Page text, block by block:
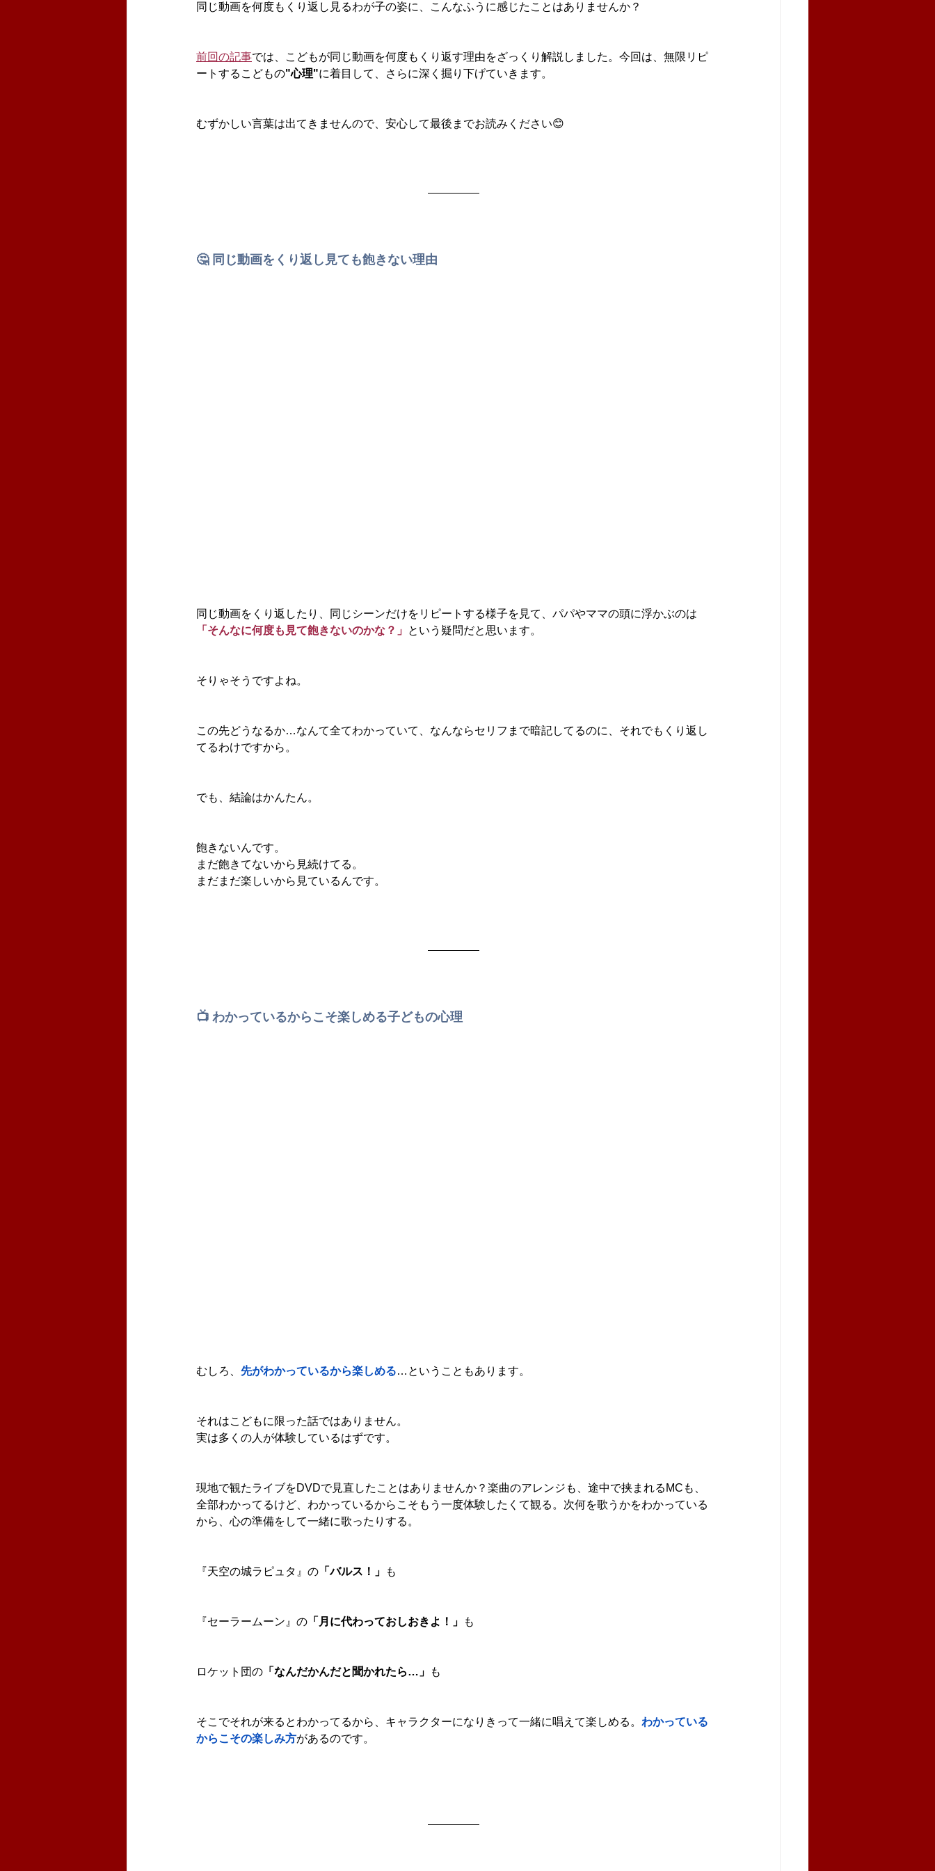
同じ動画を何度もくり返し見るわが子の姿に、こんなふうに感じたことはありませんか？
前回の記事では、こどもが同じ動画を何度もくり返す理由をざっくり解説しました。今回は、無限リピ
ートするこどもの"心理"に着目して、さらに深く掘り下げていきます。
むずかしい言葉は出てきませんので、安心して最後までお読みください😊
🤔 同じ動画をくり返し見ても飽きない理由
同じ動画をくり返したり、同じシーンだけをリピートする様子を見て、パパやママの頭に浮かぶのは
「そんなに何度も見て飽きないのかな？」 という疑問だと思います。
そりゃそうですよね。
この先どうなるか…なんて全てわかっていて、なんならセリフまで暗記してるのに、それでもくり返し
てるわけですから。
でも、結論はかんたん。
飽きないんです。
まだ飽きてないから見続けてる。
まだまだ楽しいから見ているんです。
📺 わかっているからこそ楽しめる子どもの心理
むしろ、 先がわかっているから楽しめる…ということもあります。
それはこどもに限った話ではありません。
実は多くの人が体験しているはずです。
現地で観たライブをDVDで見直したことはありませんか？楽曲のアレンジも、途中で挟まれるMCも、
全部わかってるけど、わかっているからこそもう一度体験したくて観る。次何を歌うかをわかっている
から、心の準備をして一緒に歌ったりする。
『天空の城ラピュタ』の 「バルス！」 も
『セーラームーン』の 「月に代わっておしおきよ！」 も
ロケット団の 「なんだかんだと聞かれたら…」 も
そこでそれが来るとわかってるから、キャラクターになりきって一緒に唱えて楽しめる。 わかっている
からこその楽しみ方があるのです。